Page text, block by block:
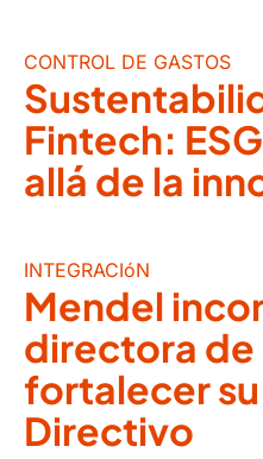
CONTROL DE GASTOS
Fintech:
allá de la
INTEGRACIóN
Mendel
directora de
fortalecer
Directivo